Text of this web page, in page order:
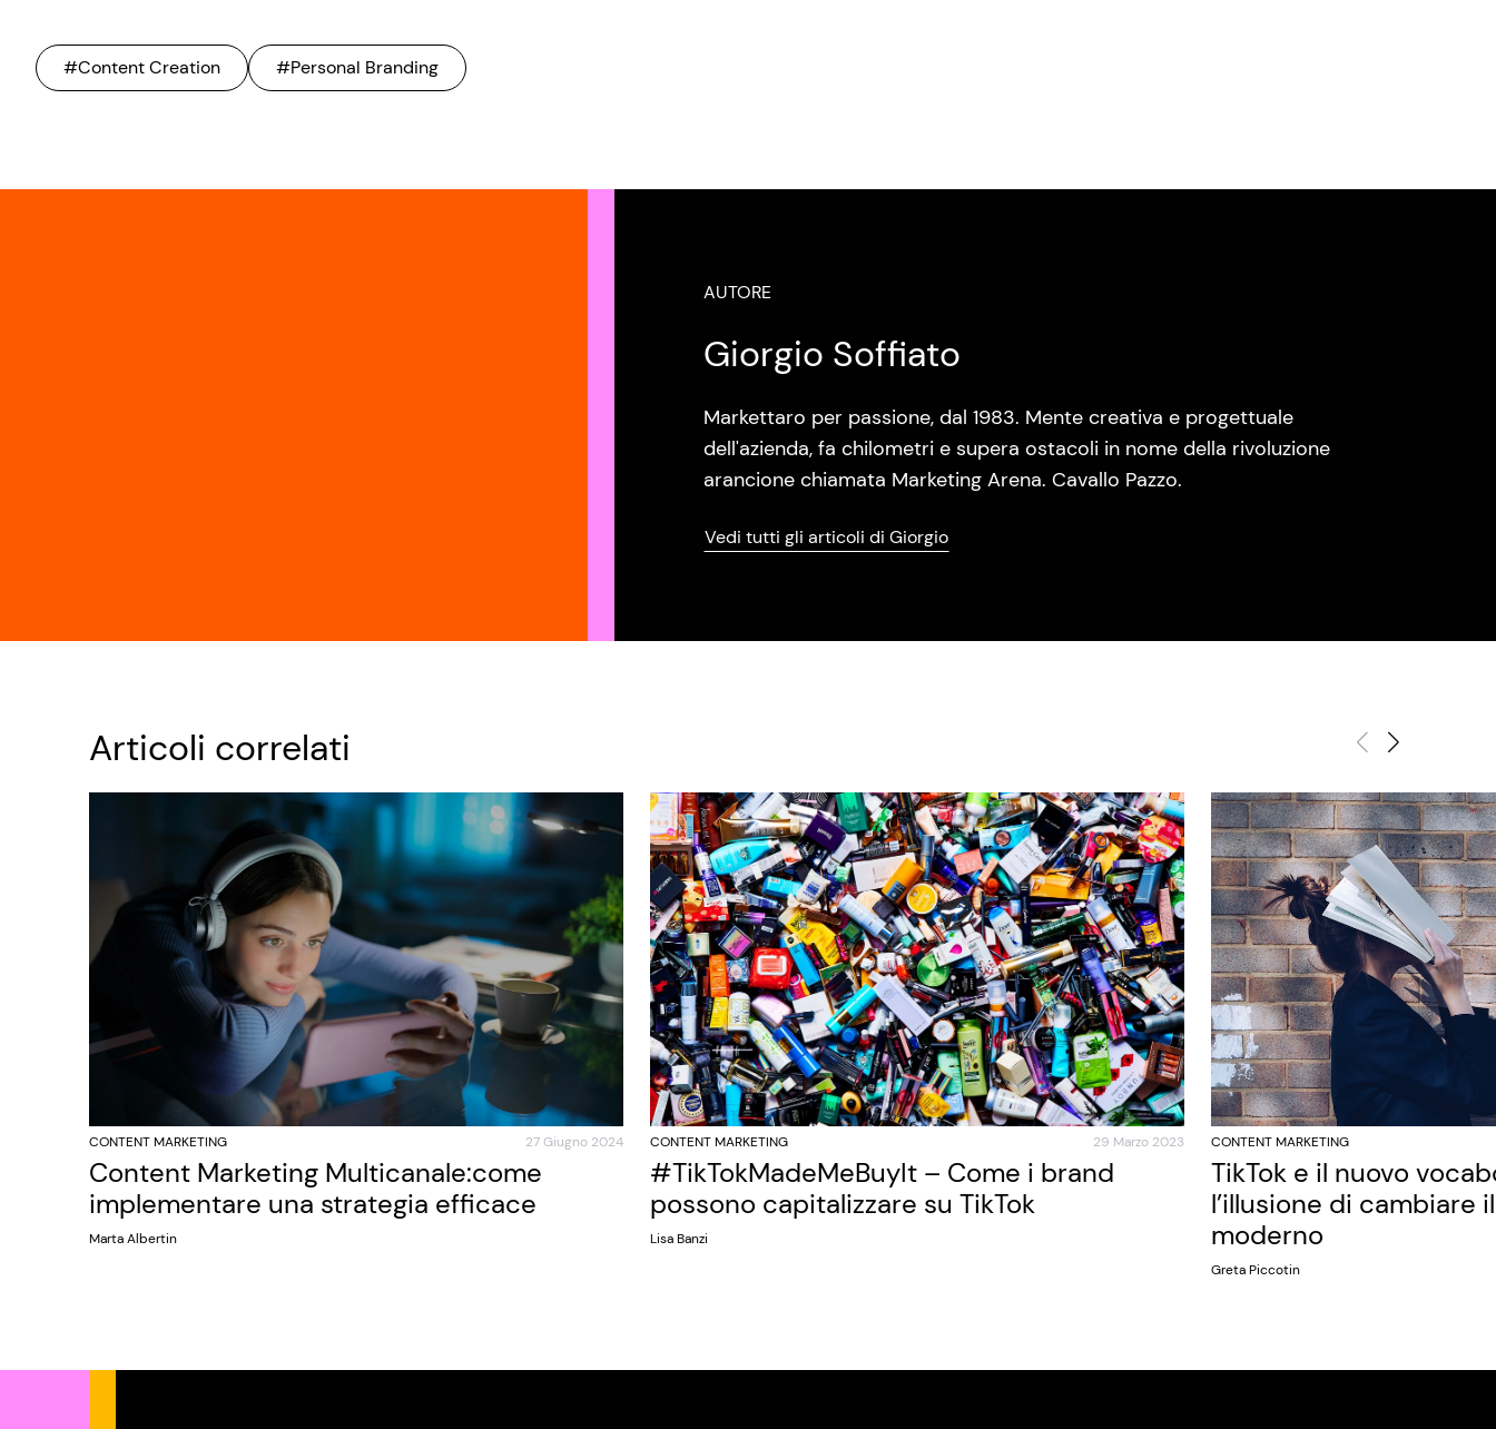
#Content Creation #Personal Branding
AUTORE
Giorgio Soffiato
Markettaro per passione, dal 1983. Mente creativa e progettuale
dell'azienda, fa chilometri e supera ostacoli in nome della rivoluzione
arancione chiamata Marketing Arena. Cavallo Pazzo.
Vedi tutti gli articoli di Giorgio
Articoli correlati
CONTENT MARKETING 27 Giugno 2024
Content Marketing Multicanale:come
implementare una strategia efficace
Marta Albertin
CONTENT MARKETING 29 Marzo 2023
#TikTokMadeMeBuyIt – Come i brand
possono capitalizzare su TikTok
Lisa Banzi
CONTENT MARKETING
TikTok e il nuovo
l’illusione di cambiare
moderno
Greta Piccotin